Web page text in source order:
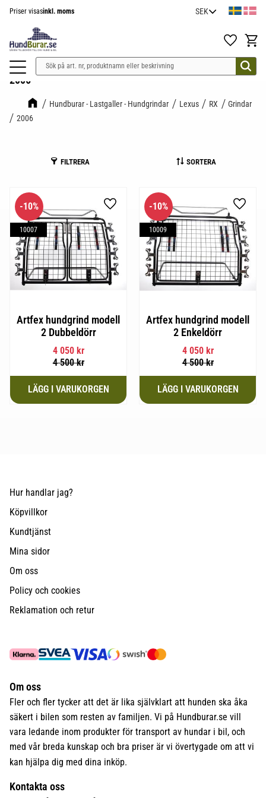
Priser visasinkl. moms
Favoriter
2006
Hundburar - Lastgaller - Hundgrindar Lexus RX
Grindar
2006
FILTRERA SORTERA
Artfex hundgrind modell
2 Dubbeldörr
4 050kr
4 500kr
10%
10007
Lägg till i favoriter
Artfex hundgrind modell
2 Enkeldörr
4 050kr
4 500kr
10%
10009
Lägg
Hur handlar jag?
Köpvillkor
Kundtjänst
Mina sidor
Om oss
Policy och cookies
Reklamation och retur
Om oss
Fler och fler tycker att det är lika självklart att hunden ska åka
säkert i bilen som resten av familjen. Vi på Hundburar.se vill
vara ledande inom produkter för transport av hundar i bil, och
med vår breda kunskap och bra priser är vi övertygade om att vi
kan hjälpa dig med dina inköp.
Kontakta oss